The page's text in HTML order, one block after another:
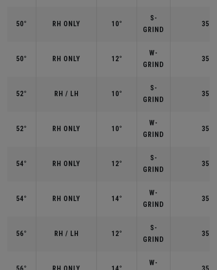
50° RH ONLY 10°
S-
GRIND
50° RH ONLY 12°
W-
GRIND
52° RH / LH 10°
S-
GRIND
52° RH ONLY 10°
W-
GRIND
54° RH ONLY 12°
S-
GRIND
54° RH ONLY 14°
W-
GRIND
56° RH / LH 12°
S-
GRIND
W-